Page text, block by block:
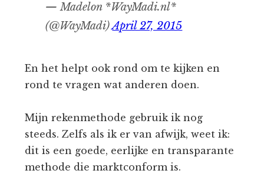
— Madelon *WayMadi.nl*
(@WayMadi)April 27, 2015
En het helpt ook rond om te kijken en
rond te vragen wat anderen doen.
Mijn rekenmethode gebruik ik nog
steeds. Zelfs als ik er van afwijk, weet ik:
dit is een goede, eerlijke en transparante
methode die marktconform is.